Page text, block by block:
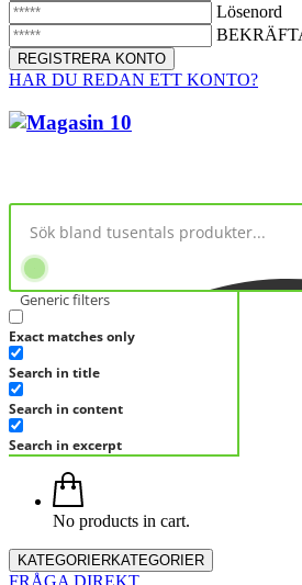
Lösenord
HAR DU REDAN ETT KONTO?
Generic filters
Exact matches only
Search in title
Search in content
Search in excerpt
No products in cart.
KATEGORIERKATEGORIER
FRÅGA DIREKT